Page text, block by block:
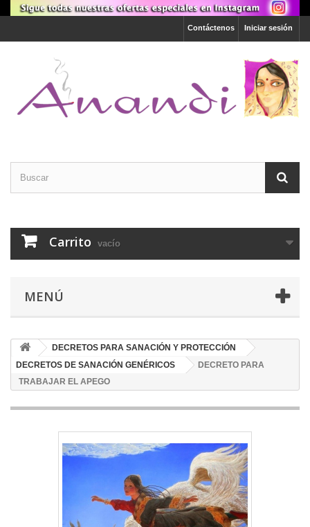
Iniciar sesión
Contáctenos
Carrito vacío
MENÚ
DECRETOS PARA SANACIÓN Y PROTECCIÓN
DECRETOS DE SANACIÓN GENÉRICOS
DECRETO PARA
TRABAJAR EL APEGO